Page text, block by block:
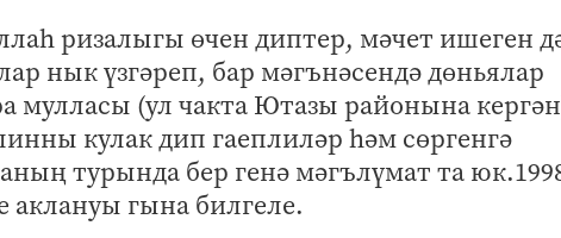
ризалыгы өчен диптер, мәчет ишеген
нык үзгәреп, бар мәгънәсендә дөньялар
мулласы (ул чакта Ютазы районына
кулак дип гаеплиләр һәм сөргенгә
турында бер генә мәгълүмат та
гына билгеле.